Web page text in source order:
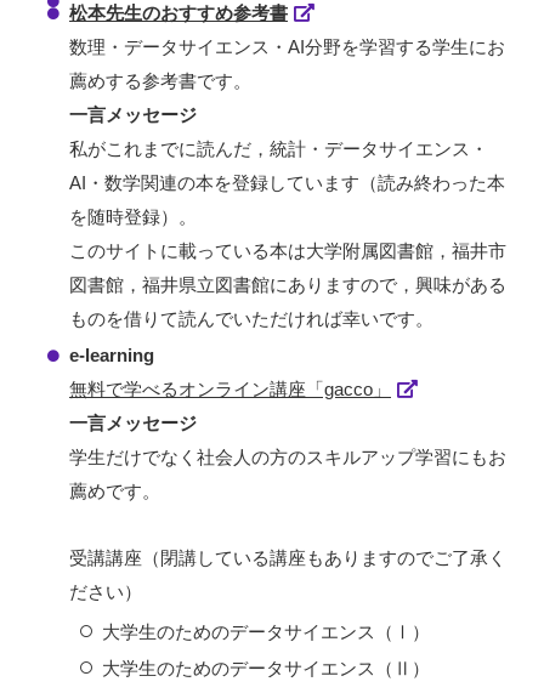
松本先生のおすすめ参考書
数理・データサイエンス・AI分野を学習する学生にお
薦めする参考書です。
一言メッセージ
私がこれまでに読んだ，統計・データサイエンス・
AI・数学関連の本を登録しています（読み終わった本
を随時登録）。
このサイトに載っている本は大学附属図書館，福井市
図書館，福井県立図書館にありますので，興味がある
ものを借りて読んでいただければ幸いです。
e-learning
無料で学べるオンライン講座「gacco」
一言メッセージ
学生だけでなく社会人の方のスキルアップ学習にもお
薦めです。
受講講座（閉講している講座もありますのでご了承く
ださい）
大学生のためのデータサイエンス（Ⅰ）
大学生のためのデータサイエンス（Ⅱ）